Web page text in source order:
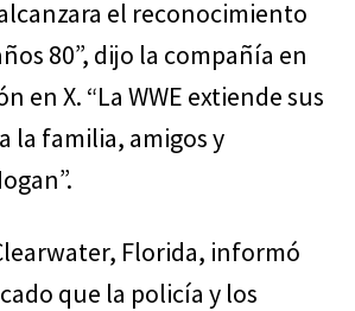
el reconocimiento
80”, dijo la compañía en
en X. “La WWE extiende sus
la familia, amigos y
Florida, informó
que la policía y los